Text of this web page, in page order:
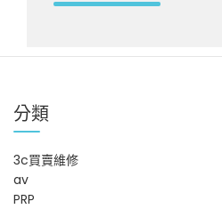
分類
3c買賣維修
av
PRP